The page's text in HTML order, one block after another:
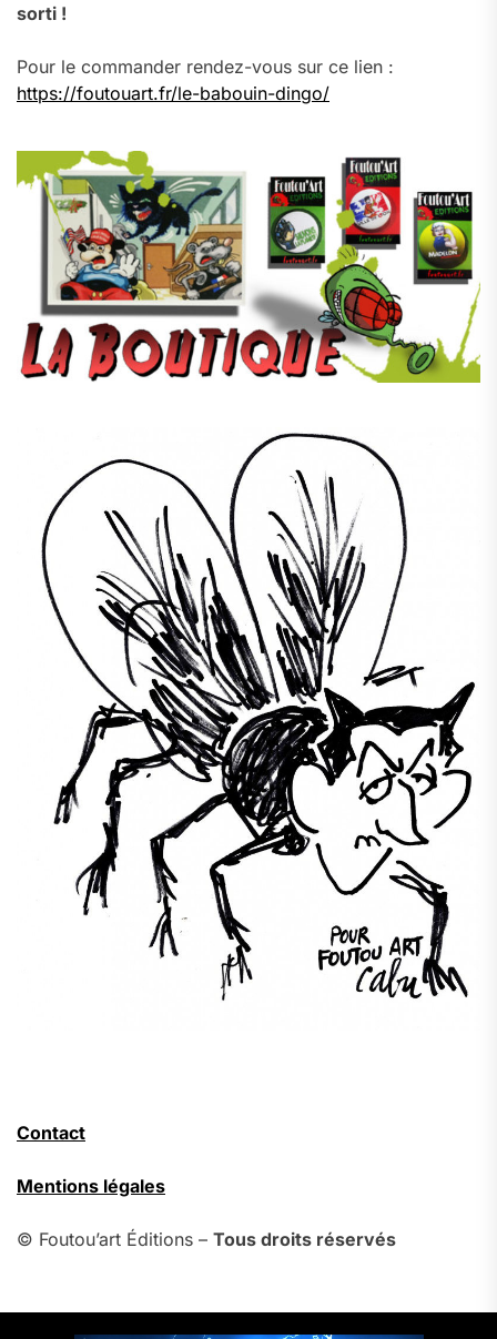
sorti !
Pour le commander rendez-vous sur ce lien :
https://foutouart.fr/le-babouin-dingo/
Contact
Mentions légales
© Foutou’art Éditions – Tous droits réservés